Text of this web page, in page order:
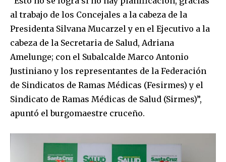
al trabajo de los Concejales a la cabeza de la
Presidenta Silvana Mucarzel y en el Ejecutivo a la
cabeza de la Secretaria de Salud, Adriana
Amelunge; con el Subalcalde Marco Antonio
Justiniano y los representantes de la Federación
de Sindicatos de Ramas Médicas (Fesirmes) y el
Sindicato de Ramas Médicas de Salud (Sirmes)”,
apuntó el burgomaestre cruceño.